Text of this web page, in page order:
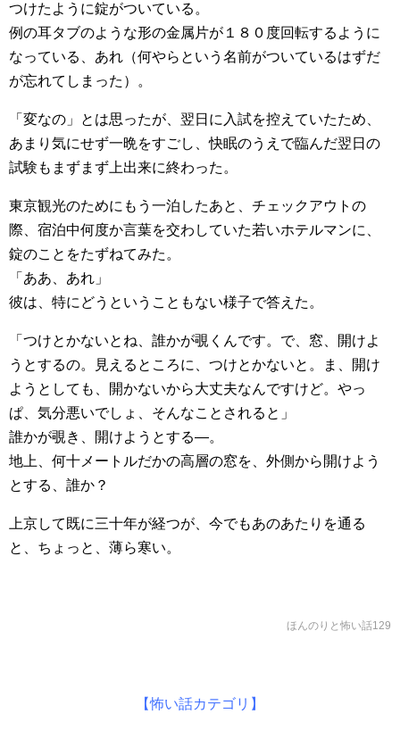
つけたように錠がついている。
例の耳タブのような形の金属片が１８０度回転するように
なっている、あれ（何やらという名前がついているはずだ
が忘れてしまった）。
「変なの」とは思ったが、翌日に入試を控えていたため、
あまり気にせず一晩をすごし、快眠のうえで臨んだ翌日の
試験もまずまず上出来に終わった。
東京観光のためにもう一泊したあと、チェックアウトの
際、宿泊中何度か言葉を交わしていた若いホテルマンに、
錠のことをたずねてみた。
「ああ、あれ」
彼は、特にどうということもない様子で答えた。
「つけとかないとね、誰かが覗くんです。で、窓、開けよ
うとするの。見えるところに、つけとかないと。ま、開け
ようとしても、開かないから大丈夫なんですけど。やっ
ぱ、気分悪いでしょ、そんなことされると」
誰かが覗き、開けようとする―。
地上、何十メートルだかの高層の窓を、外側から開けよう
とする、誰か？
上京して既に三十年が経つが、今でもあのあたりを通る
と、ちょっと、薄ら寒い。
ほんのりと怖い話129
【怖い話カテゴリ】